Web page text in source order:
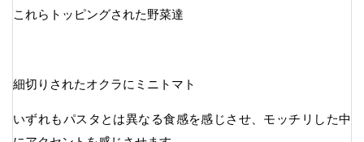
これらトッピングされた野菜達
細切りされたオクラにミニトマト
いずれもパスタとは異なる食感を感じさせ、モッチリした中